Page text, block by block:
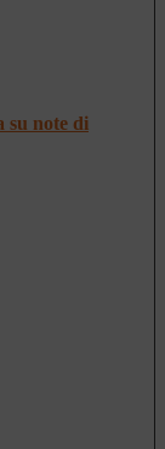
su note di